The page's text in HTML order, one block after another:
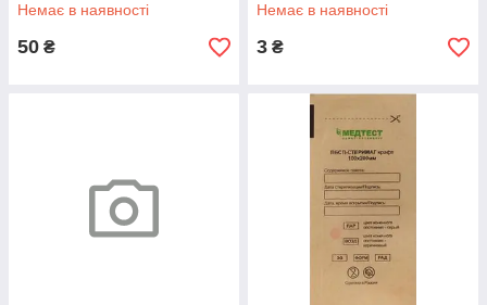
Немає в наявності
50 ₴
Немає в наявності
3 ₴